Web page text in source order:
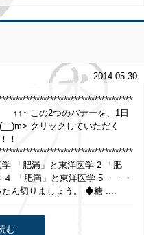
2014.05.30
バナーを、1日
クリックしていただく
！
「肥満」と東洋医学 2 「肥
「肥満」と東洋医学 5 ・・・
たん切りましょう。 ◆糖 ....
む